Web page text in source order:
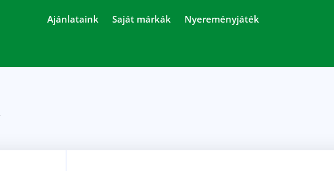
Ajánlataink Saját márkák Nyereményjáték